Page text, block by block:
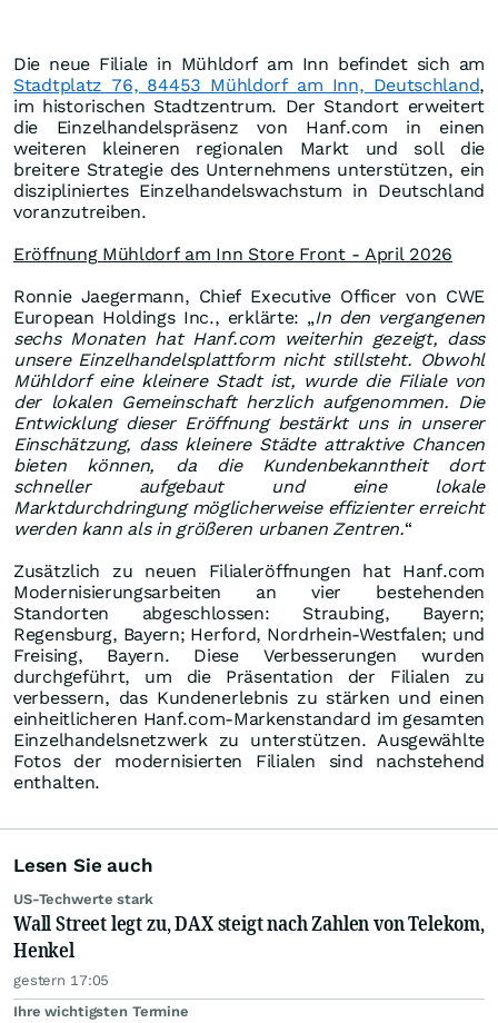
Die neue Filiale in Mühldorf am Inn befindet sich am
Stadtplatz 76, 84453 Mühldorf am Inn, Deutschland,
im historischen Stadtzentrum. Der Standort erweitert
die Einzelhandelspräsenz von Hanf.com in einen
weiteren kleineren regionalen Markt und soll die
breitere Strategie des Unternehmens unterstützen, ein
diszipliniertes Einzelhandelswachstum in Deutschland
voranzutreiben.
Eröffnung Mühldorf am Inn Store Front - April 2026
Ronnie Jaegermann, Chief Executive Officer von CWE
European Holdings Inc., erklärte: „In den vergangenen
sechs Monaten hat Hanf.com weiterhin gezeigt, dass
unsere Einzelhandelsplattform nicht stillsteht. Obwohl
Mühldorf eine kleinere Stadt ist, wurde die Filiale von
der lokalen Gemeinschaft herzlich aufgenommen. Die
Entwicklung dieser Eröffnung bestärkt uns in unserer
Einschätzung, dass kleinere Städte attraktive Chancen
bieten können, da die Kundenbekanntheit dort
schneller aufgebaut und eine lokale
Marktdurchdringung möglicherweise effizienter erreicht
werden kann als in größeren urbanen Zentren.“
Zusätzlich zu neuen Filialeröffnungen hat Hanf.com
Modernisierungsarbeiten an vier bestehenden
Standorten abgeschlossen: Straubing, Bayern;
Regensburg, Bayern; Herford, Nordrhein-Westfalen; und
Freising, Bayern. Diese Verbesserungen wurden
durchgeführt, um die Präsentation der Filialen zu
verbessern, das Kundenerlebnis zu stärken und einen
einheitlicheren Hanf.com-Markenstandard im gesamten
Einzelhandelsnetzwerk zu unterstützen. Ausgewählte
Fotos der modernisierten Filialen sind nachstehend
enthalten.
Lesen Sie auch
US-Techwerte stark
Wall Street legt zu, DAX steigt nach Zahlen von Telekom,
Henkel
gestern 17:05
Ihre wichtigsten Termine